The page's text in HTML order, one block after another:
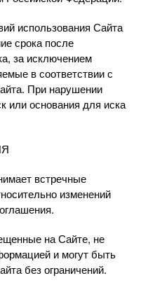
использования Сайта
срока после
за исключением
в соответствии с
При нарушении
или основания для иска
встречные
изменений
на Сайте, не
и могут быть
без ограничений.